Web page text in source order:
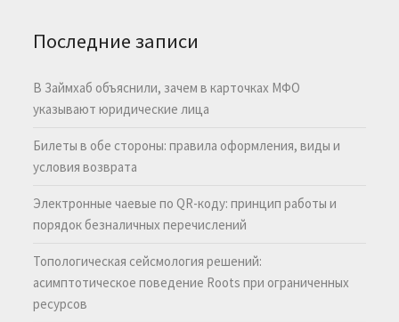
Последние записи
В Займхаб объяснили, зачем в карточках МФО
указывают юридические лица
Билеты в обе стороны: правила оформления, виды и
условия возврата
Электронные чаевые по QR-коду: принцип работы и
порядок безналичных перечислений
Топологическая сейсмология решений:
асимптотическое поведение Roots при ограниченных
ресурсов